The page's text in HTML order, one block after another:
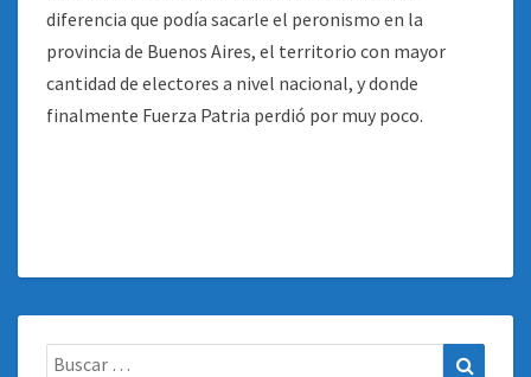
diferencia que podía sacarle el peronismo en la
provincia de Buenos Aires, el territorio con mayor
cantidad de electores a nivel nacional, y donde
finalmente Fuerza Patria perdió por muy poco.
Buscar: